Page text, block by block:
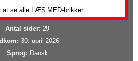
at se alle LÆS MED-brikker.
Antal sider: 29
30. april 2026
Sprog: Dansk